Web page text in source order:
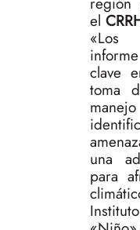
el
«Los
clave
toma
una
para